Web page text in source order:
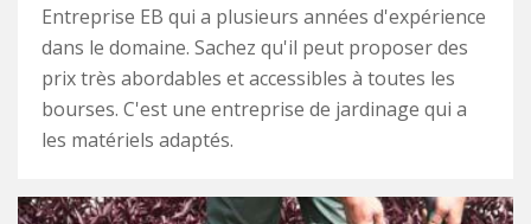
Entreprise EB qui a plusieurs années d'expérience
dans le domaine. Sachez qu'il peut proposer des
prix très abordables et accessibles à toutes les
bourses. C'est une entreprise de jardinage qui a
les matériels adaptés.